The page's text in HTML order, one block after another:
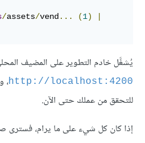
/assets/vend... (1)
يُشغَّل خادم التطوير على المضيف
http://localhost:4200،
للتحقق من عملك حتى الآن.
إذا كان كل شيء على ما يرام، فسترى